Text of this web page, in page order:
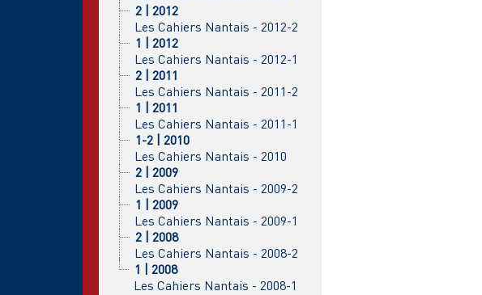
2 | 2012
Les Cahiers Nantais - 2012-2
1 | 2012
Les Cahiers Nantais - 2012-1
2 | 2011
Les Cahiers Nantais - 2011-2
1 | 2011
Les Cahiers Nantais - 2011-1
1-2 | 2010
Les Cahiers Nantais - 2010
2 | 2009
Les Cahiers Nantais - 2009-2
1 | 2009
Les Cahiers Nantais - 2009-1
2 | 2008
Les Cahiers Nantais - 2008-2
1 | 2008
Les Cahiers Nantais - 2008-1